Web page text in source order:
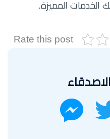
الخدمات المميزة.
Rate this post
تويتر